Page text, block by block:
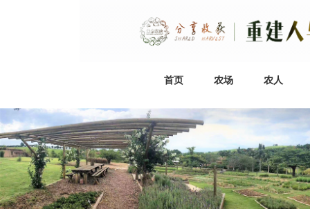
首页 农场 农人